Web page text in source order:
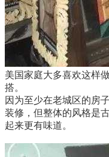
美国家庭大多喜欢这样
搭。
因为至少在老城区的房
装修，但整体的风格是
起来更有味道。